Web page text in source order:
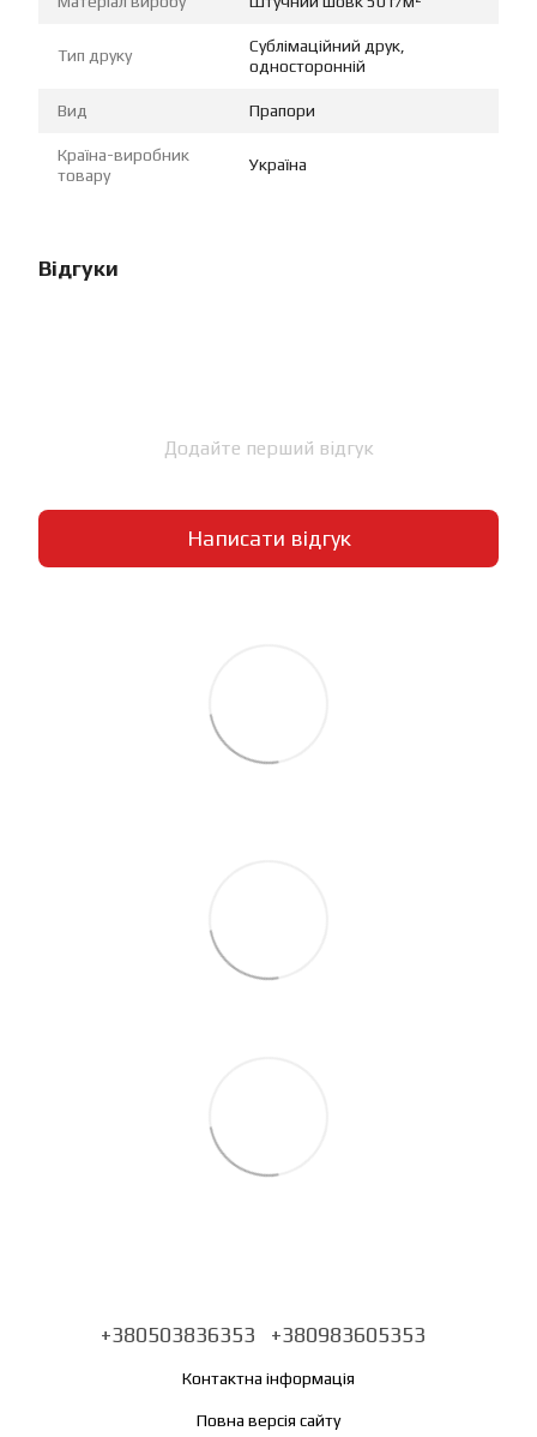
Тип друку
Сублімаційний друк,
односторонній
Вид Прапори
Країна-виробник
товару
Україна
Відгуки
Додайте перший відгук
Написати відгук
+380503836353 +380983605353
Контактна інформація
Повна версія сайту